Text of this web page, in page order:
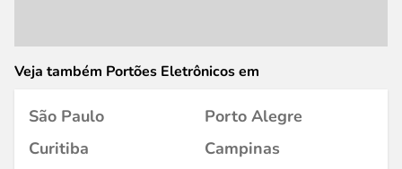
Veja também Portões Eletrônicos em
São Paulo
Porto Alegre
Curitiba
Campinas